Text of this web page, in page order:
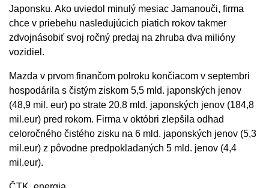
Japonsku. Ako uviedol minulý mesiac Jamanouči, firma
chce v priebehu nasledujúcich piatich rokov takmer
zdvojnásobiť svoj ročný predaj na zhruba dva milióny
vozidiel.
Mazda v prvom finančom polroku končiacom v septembri
hospodárila s čistým ziskom 5,5 mld. japonských jenov
(48,9 mil. eur) po strate 20,8 mld. japonských jenov (184,8
mil.eur) pred rokom. Firma v októbri zlepšila odhad
celoročného čistého zisku na 6 mld. japonských jenov (5,3
mil.eur) z pôvodne predpokladaných 5 mld. jenov (4,4
mil.eur).